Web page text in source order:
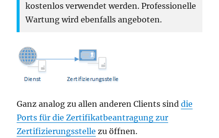
kostenlos verwendet werden. Professionelle
Wartung wird ebenfalls angeboten.
Ganz analog zu allen anderen Clients sinddie
Ports für die Zertifikatbeantragung zur
Zertifizierungsstelle zu öffnen.